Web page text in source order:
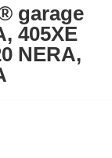
garage
405XE
NERA,